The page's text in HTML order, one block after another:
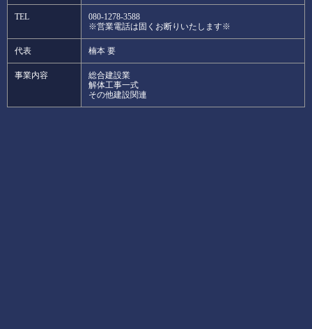
TEL
080-1278-3588
※営業電話は固くお断りいたします※
代表 楠本 要
事業内容
総合建設業
解体工事一式
その他建設関連